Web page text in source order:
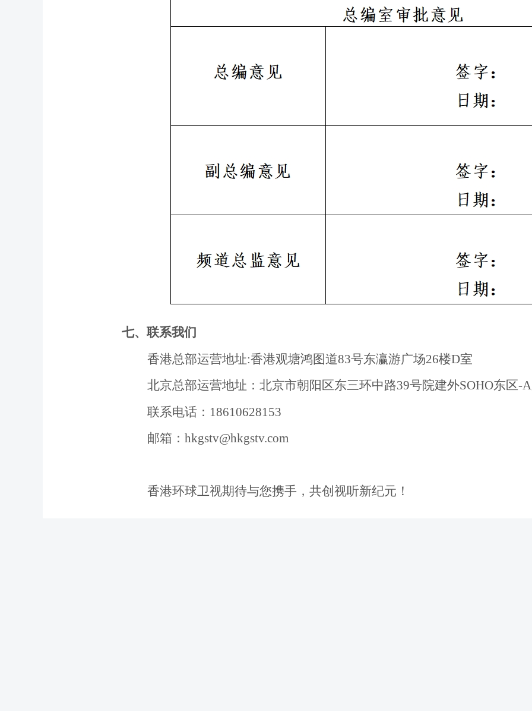
七、联系我们
香港总部运营地址:香港观塘鸿图道83号东瀛游广场26楼D室
北京总部运营地址：北京市朝阳区东三环中路39号院建外SOHO东区-
联系电话：18610628153
邮箱：hkgstv@hkgstv.com
香港环球卫视期待与您携手，共创视听新纪元！